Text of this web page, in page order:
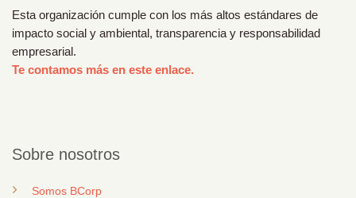
Esta organización cumple con los más altos estándares de
impacto social y ambiental, transparencia y responsabilidad
empresarial.
Te contamos más en este enlace.
Sobre nosotros
Somos BCorp